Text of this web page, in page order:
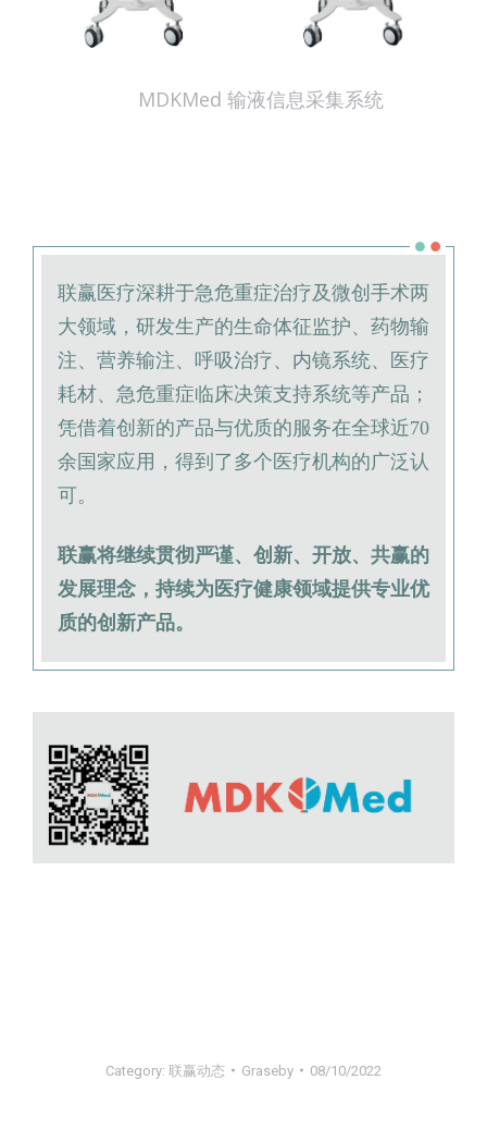
MDKMed 输液信息采集系统
联赢医疗深耕于急危重症治疗及微创手术两
大领域，研发生产的生命体征监护、药物输
注、营养输注、呼吸治疗、内镜系统、医疗
耗材、急危重症临床决策支持系统等产品；
凭借着创新的产品与优质的服务在全球近70
余国家应用，得到了多个医疗机构的广泛认
可。
联赢将继续贯彻严谨、创新、开放、共赢的
发展理念，持续为医疗健康领域提供专业优
质的创新产品。
Category: 联赢动态 Graseby 08/10/2022